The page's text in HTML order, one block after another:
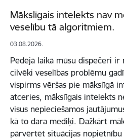
Mākslīgais intelekts nav
veselību tā algoritmiem.
03.08.2026.
Pēdējā laikā mūsu dispečeri ir
cilvēki veselības problēmu
vispirms vēršas pie mākslīgā
atceries, mākslīgais intelekts
visus nepieciešamos
kā to dara mediķi. Dažkārt
pārvērtēt situācijas